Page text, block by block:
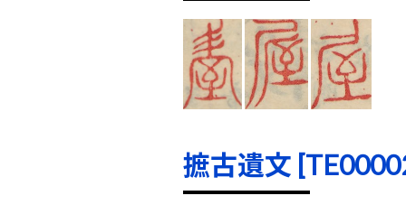
摭古遺文